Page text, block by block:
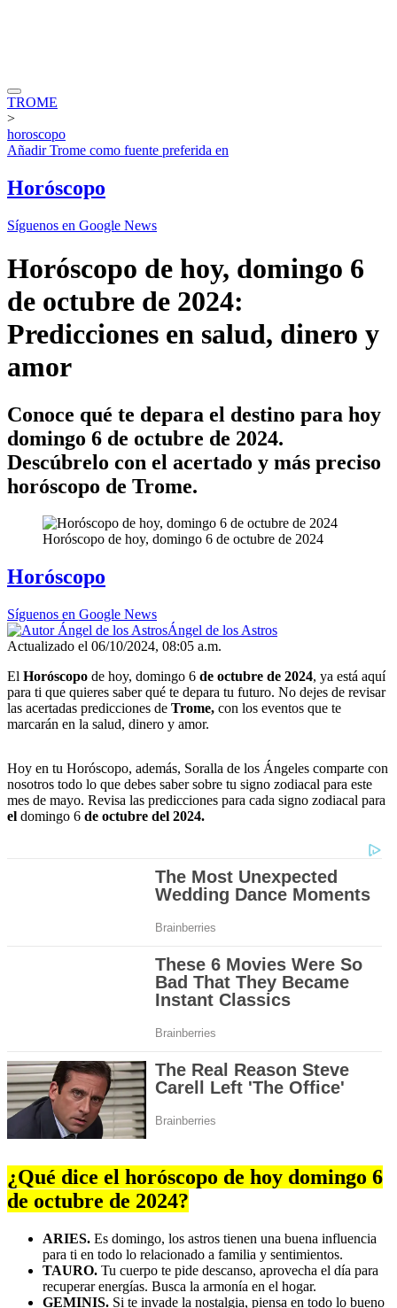
TROME
>
horoscopo
AñadirTrome como fuente preferida en
Horóscopo
Síguenos en Google News
Horóscopo de hoy, domingo 6
de octubre de 2024:
Predicciones en salud, dinero y
amor
Conoce qué te depara el destino para hoy
domingo 6 de octubre de 2024.
Descúbrelo con el acertado y más preciso
horóscopo de Trome.
Horóscopo de hoy, domingo 6 de octubre de 2024
Horóscopo
Síguenos en Google News
Ángel de los Astros
Actualizado el 06/10/2024, 08:05 a.m.
El Horóscopo de hoy, domingo 6 de octubre de 2024, ya está aquí
para ti que quieres saber qué te depara tu futuro. No dejes de revisar
las acertadas predicciones de Trome, con los eventos que te
marcarán en la salud, dinero y amor.
Hoy en tu Horóscopo, además, Soralla de los Ángeles comparte con
nosotros todo lo que debes saber sobre tu signo zodiacal para este
mes de mayo. Revisa las predicciones para cada signo zodiacal para
el domingo 6 de octubre del 2024.
¿Qué dice el horóscopo de hoy domingo 6
de octubre de 2024?
ARIES. Es domingo, los astros tienen una buena influencia
para ti en todo lo relacionado a familia y sentimientos.
TAURO. Tu cuerpo te pide descanso, aprovecha el día para
recuperar energías. Busca la armonía en el hogar.
GEMINIS. Si te invade la nostalgia, piensa en todo lo bueno